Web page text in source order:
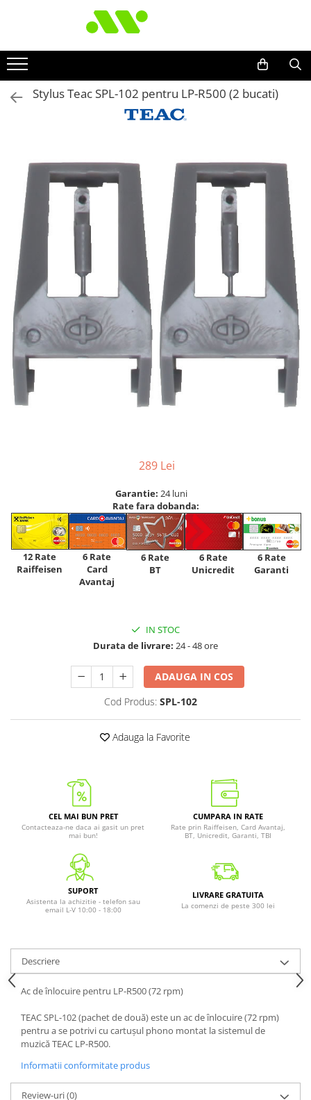
Stylus Teac SPL-102 pentru LP-R500 (2 bucati)
289 Lei
Garantie: 24 luni
Rate fara dobanda:
12 Rate
Raiffeisen
6 Rate
Card
Avantaj
6 Rate
BT
6 Rate
Unicredit
6 Rate
Garanti
IN STOC
Durata de livrare: 24 - 48 ore
ADAUGA IN COS
Cod Produs: SPL-102
Adauga la Favorite
CEL MAI BUN PRET
Contacteaza-ne daca ai gasit un pret
mai bun!
CUMPARA IN RATE
Rate prin Raiffeisen, Card Avantaj,
BT, Unicredit, Garanti, TBI
SUPORT
Asistenta la achizitie - telefon sau
email L-V 10:00 - 18:00
LIVRARE GRATUITA
La comenzi de peste 300 lei
Descriere
Ac de înlocuire pentru LP-R500 (72 rpm)
TEAC SPL-102 (pachet de două) este un ac de înlocuire (72 rpm)
pentru a se potrivi cu cartușul phono montat la sistemul de
muzică TEAC LP-R500.
Informatii conformitate produs
Review-uri(0)